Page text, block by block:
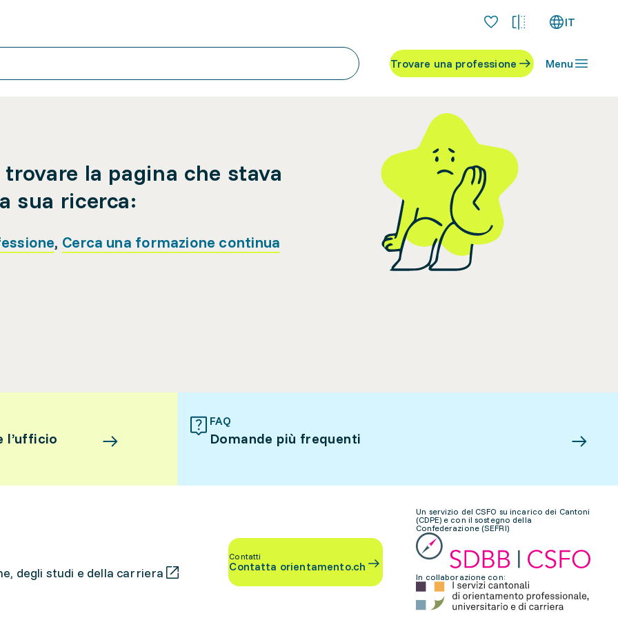
IT
Trovare una professione Menu
la pagina che stava
sua ricerca:
, Cerca una formazione continua
l’ufficio
FAQ
Domande più frequenti
degli studi e della carriera
Contatti
Contatta orientamento.ch
Un servizio del CSFO su incarico dei Cantoni
(CDPE) e con il sostegno della
Confederazione (SEFRI)
In collaborazione con: